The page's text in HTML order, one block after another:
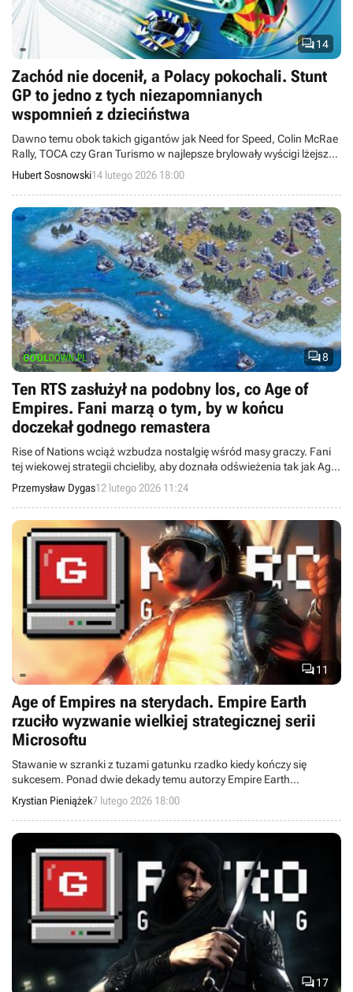
14
Zachód nie docenił, a Polacy pokochali. Stunt
GP to jedno z tych niezapomnianych
wspomnień z dzieciństwa
Dawno temu obok takich gigantów jak Need for Speed, Colin McRae
Rally, TOCA czy Gran Turismo w najlepsze brylowały wyścigi lżejsze,
takie o zabawkach. Stunt GP od Team17 przyjęto szczególnie ciepło
na naszym podwórku jako alternatywę dla Re-Volta.
Hubert Sosnowski14 lutego 2026 18:00
8
Ten RTS zasłużył na podobny los, co Age of
Empires. Fani marzą o tym, by w końcu
doczekał godnego remastera
Rise of Nations wciąż wzbudza nostalgię wśród masy graczy. Fani
tej wiekowej strategii chcieliby, aby doznała odświeżenia tak jak Age
of Empires.
Przemysław Dygas12 lutego 2026 11:24
11
Age of Empires na sterydach. Empire Earth
rzuciło wyzwanie wielkiej strategicznej serii
Microsoftu
Stawanie w szranki z tuzami gatunku rzadko kiedy kończy się
sukcesem. Ponad dwie dekady temu autorzy Empire Earth
spróbowali jednak rzucić wyzwanie wielkiemu Age of Empires i
wyszli z tego obronną ręką.
Krystian Pieniążek7 lutego 2026 18:00
17